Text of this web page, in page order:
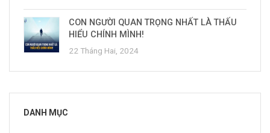
CON NGƯỜI QUAN TRỌNG NHẤT LÀ THẤU
HIỂU CHÍNH MÌNH!
22 Tháng Hai, 2024
DANH MỤC